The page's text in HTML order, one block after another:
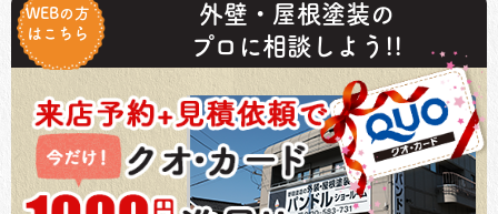
WEBの方
はこちら
外壁・屋根塗装の
プロに相談しよう!!